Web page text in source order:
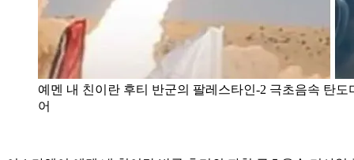
예멘 내 친이란 후티 반군의 팔레스타인-2 극초음속 탄
어